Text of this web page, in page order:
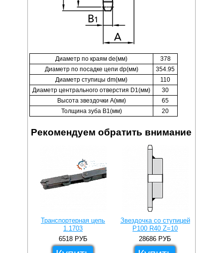
Диаметр по краям de(мм)
378
Диаметр по посадке цепи dp(мм)
354.95
Диаметр ступицы dm(мм)
110
Диаметр центрального отверстия D1(мм)
30
Высота звездочки A(мм)
65
Толщина зуба B1(мм)
20
Рекомендуем обратить внимание
Транспортерная цепь
1.1703
6518 РУБ
Звездочка со ступицей
P100 R40 Z=10
28686 РУБ